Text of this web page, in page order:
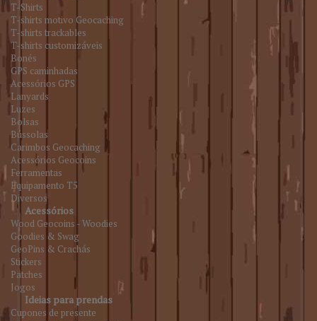
T-Shirts
T-shirts motivo Geocaching
T-shirts trackables
T-shirts customizáveis
Bonés
GPS caminhadas
Acessórios GPS
Lanyards
Luzes
Bolsas
Bússolas
Carimbos Geocaching
Acessórios Geocoins
Ferramentas
Equipamento T5
Diversos
Acessórios
Wood Geocoins - Woodies
Goodies & Swag
GeoPins & Crachás
Stickers
Patches
Jogos
Ideias para prendas
Cupones de presente